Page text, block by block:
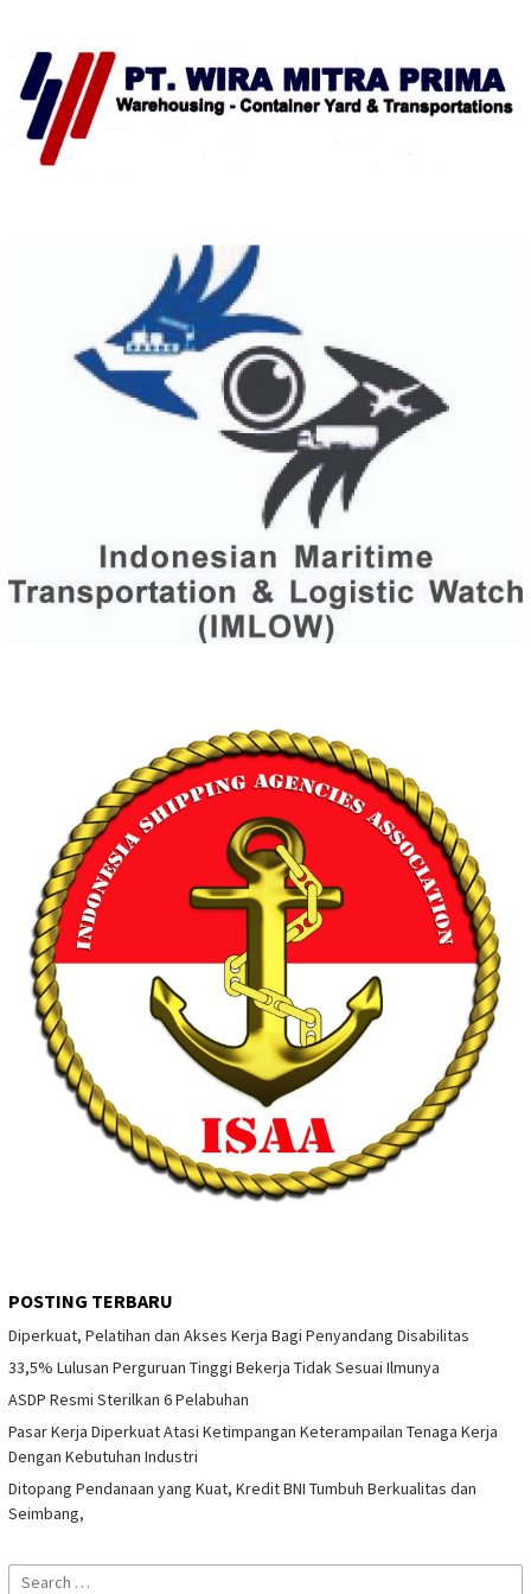
POSTING TERBARU
Diperkuat, Pelatihan dan Akses Kerja Bagi Penyandang Disabilitas
33,5% Lulusan Perguruan Tinggi Bekerja Tidak Sesuai Ilmunya
ASDP Resmi Sterilkan 6 Pelabuhan
Pasar Kerja Diperkuat Atasi Ketimpangan Keterampailan Tenaga Kerja
Dengan Kebutuhan Industri
Ditopang Pendanaan yang Kuat, Kredit BNI Tumbuh Berkualitas dan
Seimbang,
Search